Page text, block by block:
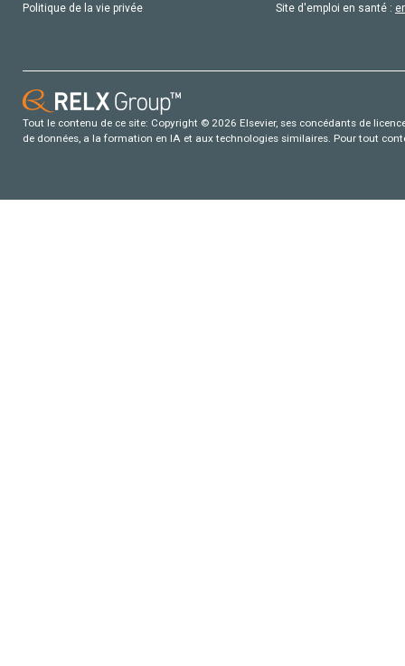
Politique de la vie privée
Site d'emploi en santé :
Tout le contenu de ce site: Copyright © 2026 Elsevier, ses concédants de
de données, a la formation en IA et aux technologies similaires. Pour tout